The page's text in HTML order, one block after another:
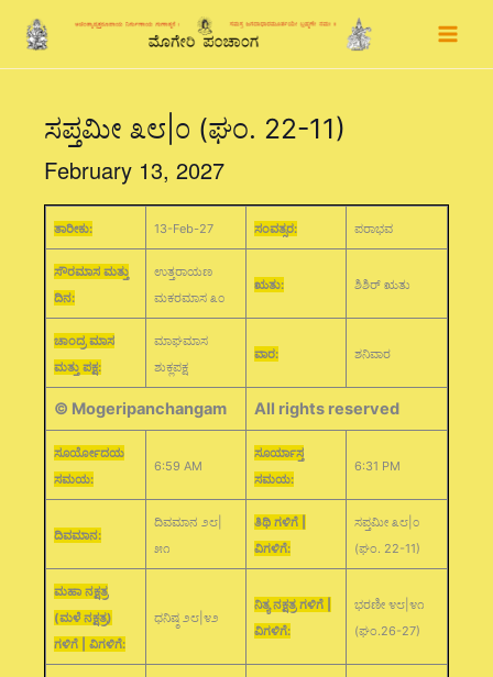
content
ಸಪ್ತಮೀ ೩೮|೦ (ಘಂ. 22-11)
February 13, 2027
ತಾರೀಕು: 13-Feb-27 ಸಂವತ್ಸರ: ಪರಾಭವ
ಸೌರಮಾಸ ಮತ್ತು
ದಿನ:
ಉತ್ತರಾಯಣ
ಮಕರಮಾಸ ೩೦
ಋತು: ಶಿಶಿರ್ ಋತು
ಚಾಂದ್ರ ಮಾಸ
ಮತ್ತು ಪಕ್ಷ:
ಮಾಘಮಾಸ
ಶುಕ್ಲಪಕ್ಷ
ವಾರ: ಶನಿವಾರ
© Mogeripanchangam All rights reserved
ಸೂರ್ಯೋದಯ
ಸಮಯ:
6:59 AM
ಸೂರ್ಯಾಸ್ತ
ಸಮಯ:
6:31 PM
ದಿವಮಾನ:
ದಿವಮಾನ ೨೮|
೫೧
ತಿಥಿ ಗಳಿಗೆ |
ವಿಗಳಿಗೆ:
ಸಪ್ತಮೀ ೩೮|೦
(ಘಂ. 22-11)
ಮಹಾ ನಕ್ಷತ್ರ
(ಮಳೆ ನಕ್ಷತ್ರ)
ಗಳಿಗೆ | ವಿಗಳಿಗೆ:
ಧನಿಷ್ಠ ೨೮|೪೨
ನಿತ್ಯ ನಕ್ಷತ್ರ ಗಳಿಗೆ |
ವಿಗಳಿಗೆ:
ಭರಣೀ ೪೮|೪೧
(ಘಂ.26-27)